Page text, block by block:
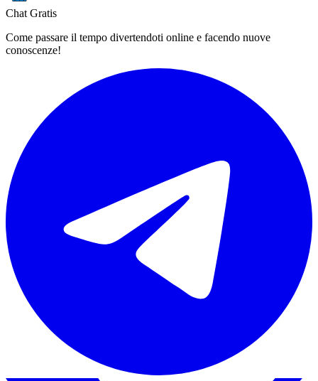
Chat Gratis
Come passare il tempo divertendoti online e facendo nuove
conoscenze!